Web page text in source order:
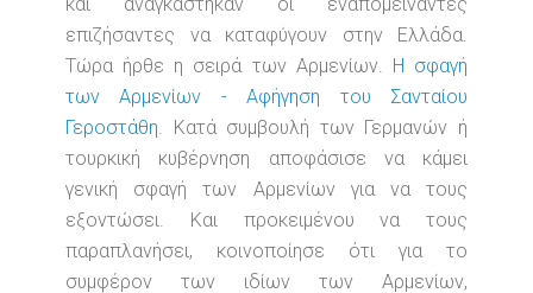
επιζήσαντες να καταφύγουν στην Ελλάδα.
Τώρα ήρθε η σειρά των Αρμενίων. Η σφαγή
των Αρμενίων - Αφήγηση του Σανταίου
Γεροστάθη. Κατά συμβουλή των Γερμανών ή
τουρκική κυβέρνηση αποφάσισε να κάμει
γενική σφαγή των Αρμενίων για να τους
εξοντώσει. Και προκειμένου να τους
παραπλανήσει, κοινοποίησε ότι για το
συμφέρον των ιδίων των Αρμενίων,